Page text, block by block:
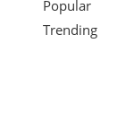
Popular
Trending